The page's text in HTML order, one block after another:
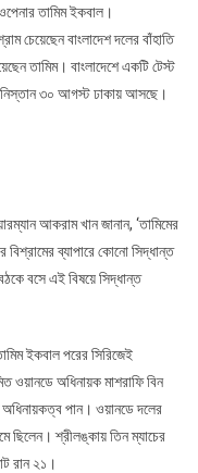
তামিম ইকবাল।
চেয়েছেন বাংলাদেশ দলের বাঁহাতি
তামিম। বাংলাদেশে একটি টেস্ট
৩০ আগস্ট ঢাকায় আসছে।
আকরাম খান জানান, ‘তামিমের
ব্যাপারে কোনো সিদ্ধান্ত
বসে এই বিষয়ে সিদ্ধান্ত
ইকবাল পরের সিরিজেই
ওয়ানডে অধিনায়ক মাশরাফি বিন
অধিনায়কত্ব পান। ওয়ানডে দলের
ছিলেন। শ্রীলঙ্কায় তিন ম্যাচের
রান ২১।